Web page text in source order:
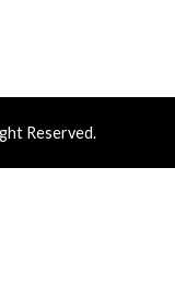
Reserved.